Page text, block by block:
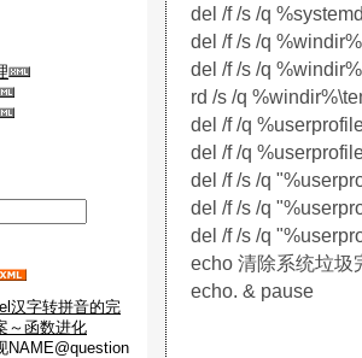
del /f /s /q
del /f /s /q
del /f /s /q
rd /s /q
del /f /q
del /f /q
del /f /s /q
del /f /s /q
del /f /s /q
echo 清除系统垃圾
echo. & pause
汉字转拼音的完
～函数进化
NAME@question